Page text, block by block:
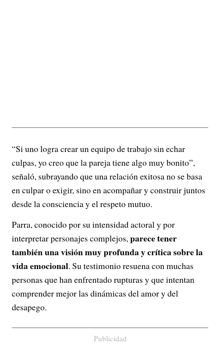
“Si uno logra crear un equipo de trabajo sin echar
culpas, yo creo que la pareja tiene algo muy bonito”,
señaló, subrayando que una relación exitosa no se basa
en culpar o exigir, sino en acompañar y construir juntos
desde la consciencia y el respeto mutuo.
Parra, conocido por su intensidad actoral y por
interpretar personajes complejos,parece tener
también una visión muy profunda y crítica sobre la
vida emocional. Su testimonio resuena con muchas
personas que han enfrentado rupturas y que intentan
comprender mejor las dinámicas del amor y del
desapego.
Publicidad